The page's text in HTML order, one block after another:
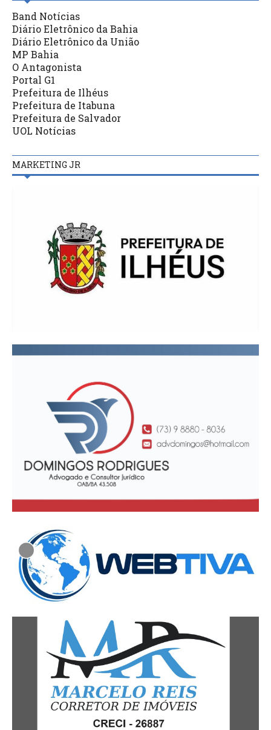
Band Notícias
Diário Eletrônico da Bahia
Diário Eletrônico da União
MP Bahia
O Antagonista
Portal G1
Prefeitura de Ilhéus
Prefeitura de Itabuna
Prefeitura de Salvador
UOL Notícias
MARKETING JR